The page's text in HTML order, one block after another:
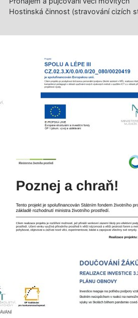
Hostinská činnost (stravování cizích